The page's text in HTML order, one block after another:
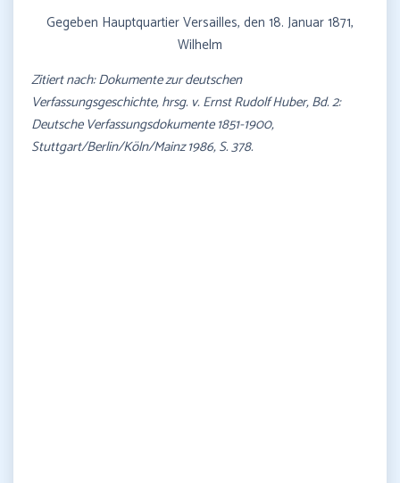
Gegeben Hauptquartier Versailles, den 18. Januar 1871,
Wilhelm
Zitiert nach: Dokumente zur deutschen
Verfassungsgeschichte, hrsg. v. Ernst Rudolf Huber, Bd. 2:
Deutsche Verfassungsdokumente 1851-1900,
Stuttgart/Berlin/Köln/Mainz 1986, S. 378.